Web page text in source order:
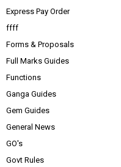
Express Pay Order
ffff
Forms & Proposals
Full Marks Guides
Functions
Ganga Guides
Gem Guides
General News
GO's
Govt Rules